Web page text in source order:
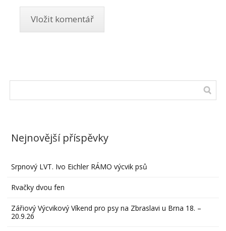
Nejnovější příspěvky
Srpnový LVT. Ivo Eichler RÁMO výcvik psů
Rvačky dvou fen
Zářiový Výcvikový Víkend pro psy na Zbraslavi u Brna 18. –
20.9.26